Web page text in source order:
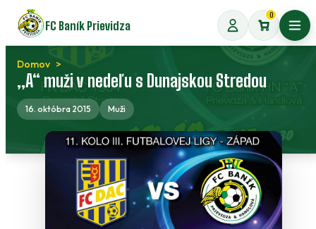
Preskočiť
na
obsah
FC Baník Prievidza
0
Domov
„A“ muži v nedeľu s Dunajskou Stredou
16. októbra 2015 Muži